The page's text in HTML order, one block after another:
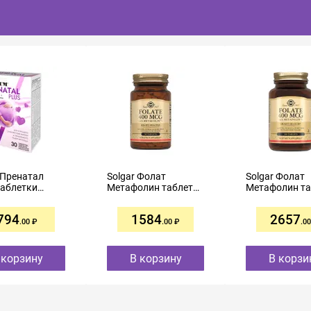
№30
.00
Solgar Фолат
Метафолин таблетки
1584.00
В корзину
Solgar Фолат
Метафолин
2657.00
В